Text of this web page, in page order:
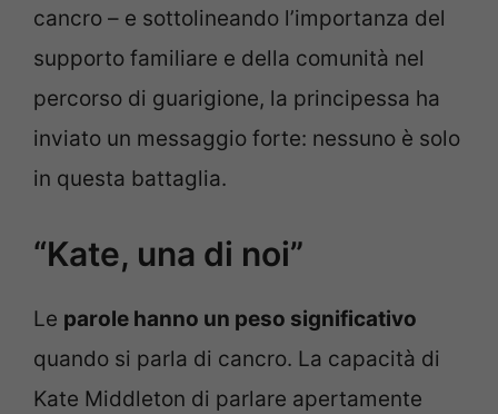
cancro – e sottolineando l’importanza del
supporto familiare e della comunità nel
percorso di guarigione, la principessa ha
inviato un messaggio forte: nessuno è solo
in questa battaglia.
“Kate, una di noi”
Le parole hanno un peso significativo
quando si parla di cancro. La capacità di
Kate Middleton di parlare apertamente